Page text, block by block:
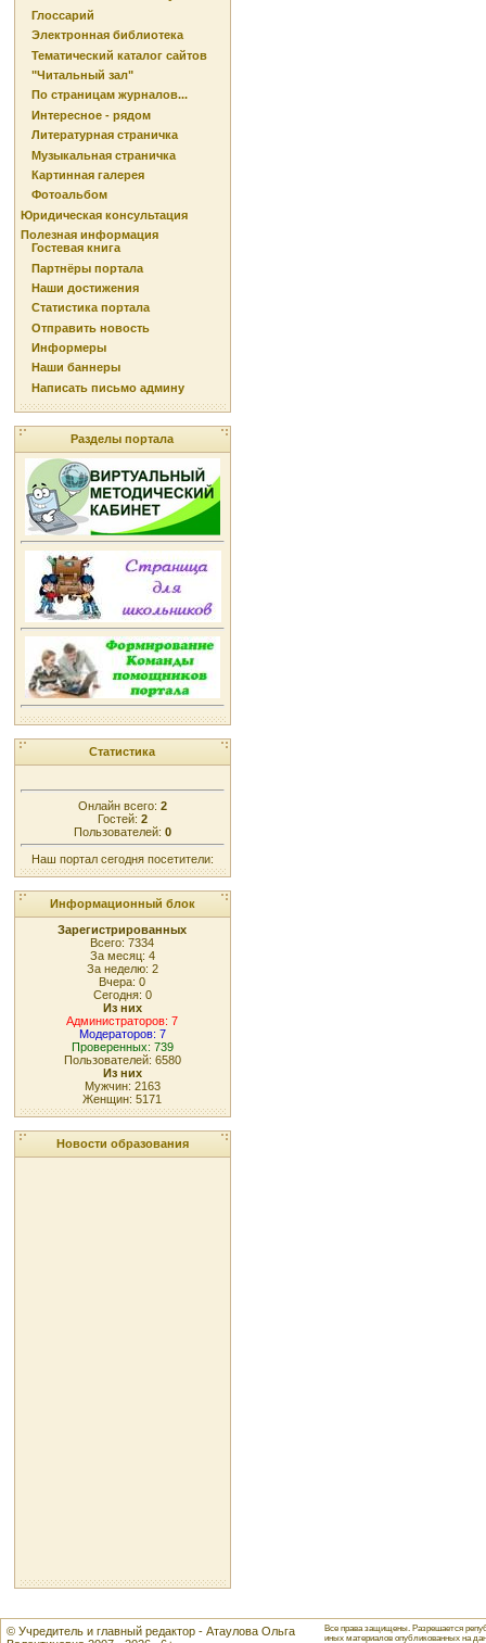
Глоссарий
Электронная библиотека
Тематический каталог сайтов
"Читальный зал"
По страницам журналов...
Интересное - рядом
Литературная страничка
Музыкальная страничка
Картинная галерея
Фотоальбом
Юридическая консультация
Полезная информация
Гостевая книга
Партнёры портала
Наши достижения
Статистика портала
Отправить новость
Информеры
Наши баннеры
Написать письмо админу
Разделы портала
Статистика
Онлайн всего: 2
Гостей: 2
Пользователей: 0
Наш портал сегодня посетители:
Информационный блок
Зарегистрированных
Всего: 7334
За месяц: 4
За неделю: 2
Вчера: 0
Сегодня: 0
Из них
Администраторов: 7
Модераторов: 7
Проверенных: 739
Пользователей: 6580
Из них
Мужчин: 2163
Женщин: 5171
Новости образования
© Учредитель и главный редактор - Атаулова Ольга
Все права защищены. Разрешается
иных материалов опубликованных на